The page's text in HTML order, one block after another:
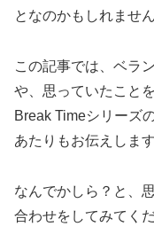
となのかもしれません
この記事では、ベラ
や、思っていたこと
Break Timeシリーズ
あたりもお伝えします
なんでかしら？と、
合わせをしてみてくだ